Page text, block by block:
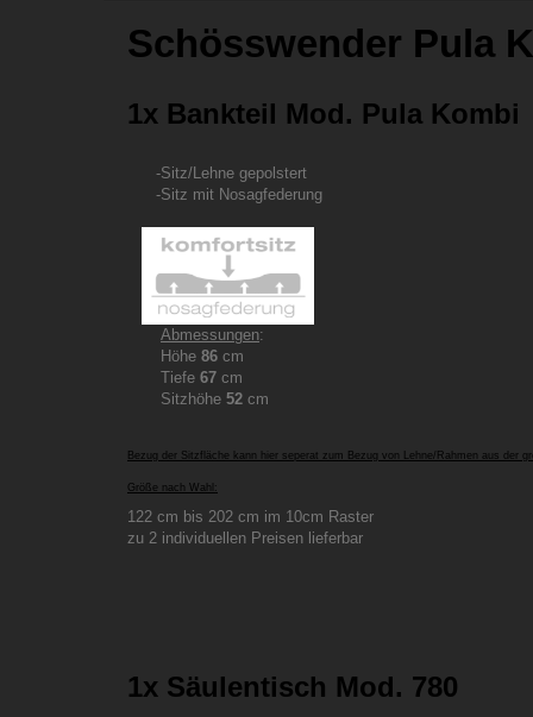
Schösswender Pula
1x Bankteil Mod. Pula Kombi
-Sitz/Lehne gepolstert
-Sitz mit Nosagfederung
Abmessungen:
Höhe 86 cm
Tiefe 67 cm
Sitzhöhe 52 cm
Bezug der Sitzfläche kann hier seperat zum Bezug von Lehne/Rahmen aus der
Größe nach Wahl:
122 cm bis 202 cm im 10cm Raster
zu 2 individuellen Preisen lieferbar
1x Säulentisch Mod. 780